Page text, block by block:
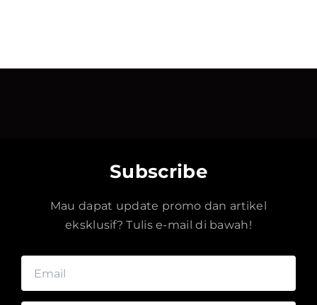
Subscribe
Mau dapat update promo dan artikel
eksklusif? Tulis e-mail di bawah!